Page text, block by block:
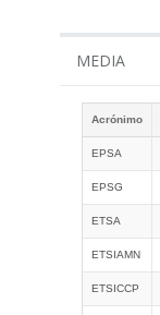
MEDIA
Acrónimo
EPSA
EPSG
ETSA
ETSIAMN
ETSICCP